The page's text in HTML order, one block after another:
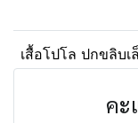
เสื้อโปโล ปกขลิบเ
คะ